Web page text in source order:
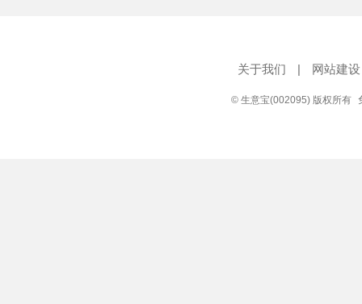
关于我们 | 网站建设
© 生意宝(002095) 版权所有